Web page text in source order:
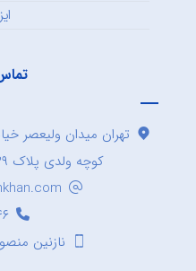
تهران میدان ولیعصر
کوچه ولدی پلاک ۳۹ ساختمان کریم خان
نازنین منصوری